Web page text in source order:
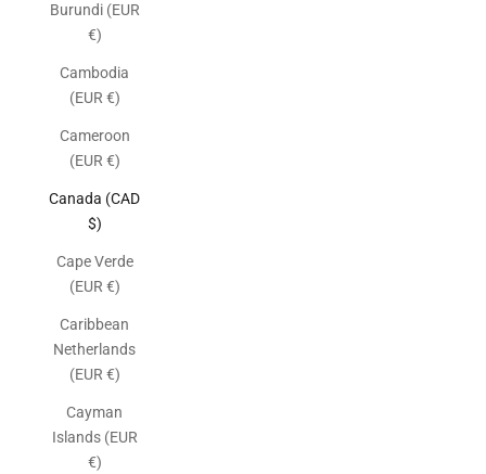
Burundi (EUR
€)
Cambodia
(EUR €)
Cameroon
(EUR €)
Canada (CAD
$)
Cape Verde
(EUR €)
Caribbean
Netherlands
(EUR €)
Cayman
Islands (EUR
€)